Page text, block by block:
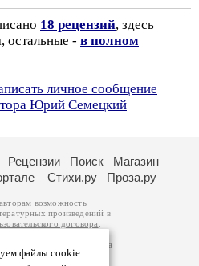
18 рецензий, здесь
остальные - в полном
личное сообщение
Юрий Семецкий
файлы cookie
Рецензии Поиск
Магазин
Стихи.ру Проза.ру
возможность
произведений в
договора
принадлежат авторам
произведений возможна
вы можете